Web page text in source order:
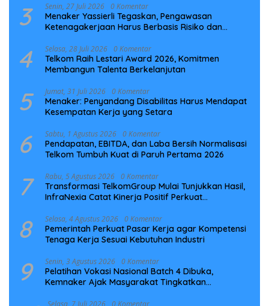
3 Senin, 27 Juli 2026 0 Komentar
Menaker Yassierli Tegaskan, Pengawasan
Ketenagakerjaan Harus Berbasis Risiko dan
4 Selasa, 28 Juli 2026 0 Komentar
Telkom Raih Lestari Award 2026, Komitmen
Membangun Talenta Berkelanjutan
5 Jumat, 31 Juli 2026 0 Komentar
Menaker: Penyandang Disabilitas Harus Mendapat
Kesempatan Kerja yang Setara
6 Sabtu, 1 Agustus 2026 0 Komentar
Pendapatan, EBITDA, dan Laba Bersih Normalisasi
Telkom Tumbuh Kuat di Paruh Pertama 2026
7 Rabu, 5 Agustus 2026 0 Komentar
Transformasi TelkomGroup Mulai Tunjukkan Hasil,
InfraNexia Catat Kinerja Positif Perkuat
8 Selasa, 4 Agustus 2026 0 Komentar
Pemerintah Perkuat Pasar Kerja agar Kompetensi
Tenaga Kerja Sesuai Kebutuhan Industri
9 Senin, 3 Agustus 2026 0 Komentar
Pelatihan Vokasi Nasional Batch 4 Dibuka,
Kemnaker Ajak Masyarakat Tingkatkan
Selasa, 7 Juli 2026 0 Komentar